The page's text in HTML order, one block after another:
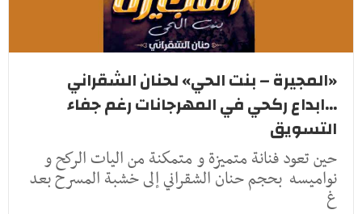
«المجيرة – بنت الحي» لحنان الشقراني
...ابداع ركحي في المهرجانات رغم جفاء
التسويق
حين تعود فنانة متميزة و متمكنة من اليات الركح و
نواميسه بحجم حنان الشقراني إلى خشبة المسرح بعد
غ